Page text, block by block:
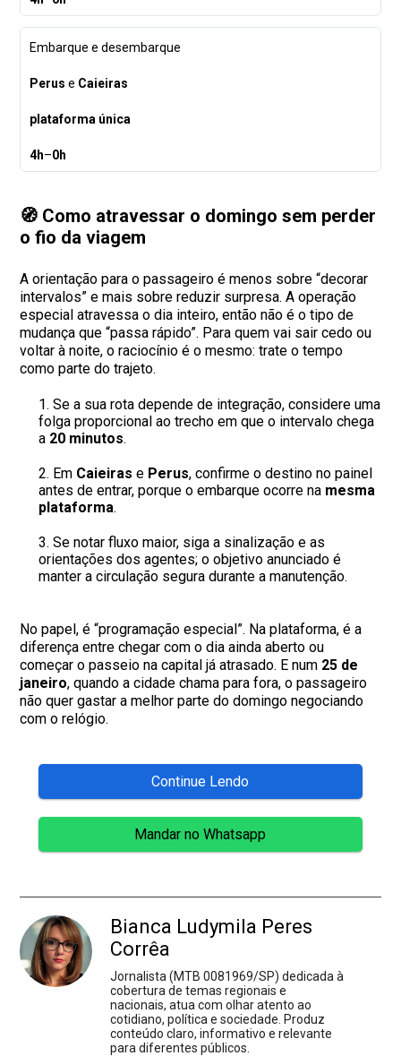
Embarque e desembarque
Perus e Caieiras
plataforma única
4h–0h
🧭 Como atravessar o domingo sem perder
o fio da viagem
A orientação para o passageiro é menos sobre “decorar
intervalos” e mais sobre reduzir surpresa. A operação
especial atravessa o dia inteiro, então não é o tipo de
mudança que “passa rápido”. Para quem vai sair cedo ou
voltar à noite, o raciocínio é o mesmo: trate o tempo
como parte do trajeto.
Se a sua rota depende de integração, considere uma
folga proporcional ao trecho em que o intervalo chega
a 20 minutos.
Em Caieiras e Perus, confirme o destino no painel
antes de entrar, porque o embarque ocorre na mesma
plataforma.
Se notar fluxo maior, siga a sinalização e as
orientações dos agentes; o objetivo anunciado é
manter a circulação segura durante a manutenção.
No papel, é “programação especial”. Na plataforma, é a
diferença entre chegar com o dia ainda aberto ou
começar o passeio na capital já atrasado. E num 25 de
janeiro, quando a cidade chama para fora, o passageiro
não quer gastar a melhor parte do domingo negociando
com o relógio.
Continue Lendo
Mandar no Whatsapp
Bianca Ludymila Peres
Corrêa
Jornalista (MTB 0081969/SP) dedicada à
cobertura de temas regionais e
nacionais, atua com olhar atento ao
cotidiano, política e sociedade. Produz
conteúdo claro, informativo e relevante
para diferentes públicos.